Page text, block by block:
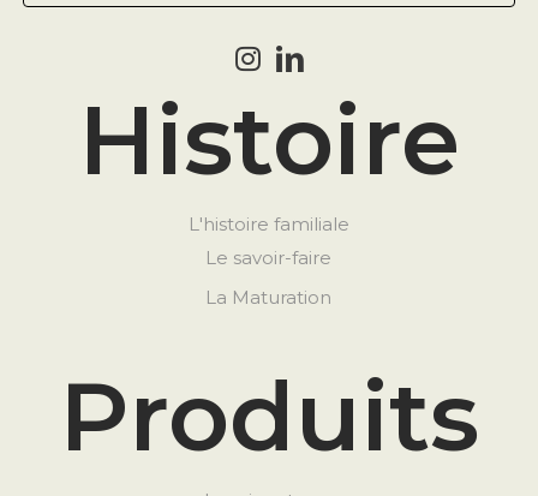
Histoire
L'histoire familiale
Le savoir-faire
La Maturation
Produits